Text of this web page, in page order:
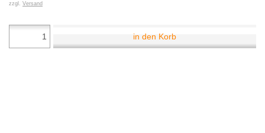
zzgl. Versand
in den Korb